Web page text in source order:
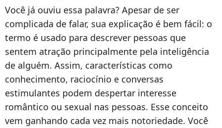
Você já ouviu essa palavra? Apesar de ser
complicada de falar, sua explicação é bem fácil: o
termo é usado para descrever pessoas que
sentem atração principalmente pela inteligência
de alguém. Assim, características como
conhecimento, raciocínio e conversas
estimulantes podem despertar interesse
romântico ou sexual nas pessoas. Esse conceito
vem ganhando cada vez mais notoriedade. Você